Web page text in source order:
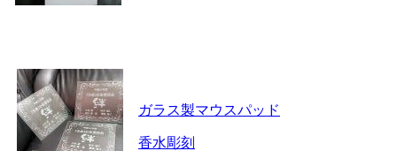
ガラス製マウスパッド
香水彫刻